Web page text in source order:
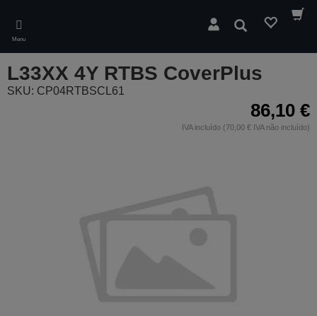
main
content
Menu
Pesquisar
L33XX 4Y RTBS CoverPlus
SKU: CP04RTBSCL61
86,10 €
IVA incluído (70,00 € IVA não incluído)